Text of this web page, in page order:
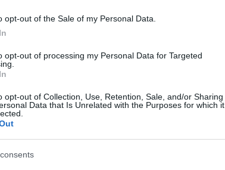
opt-out of the Sale of my Personal Data.
opt-out of processing my Personal Data for Targeted
opt-out of Collection, Use, Retention, Sale, and/or Sharing
Data that Is Unrelated with the Purposes for which it
új balatoni kardioösvény (X)